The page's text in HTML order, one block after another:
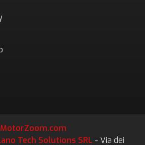
MotorZoom.com
Tech Solutions SRL - Via dei